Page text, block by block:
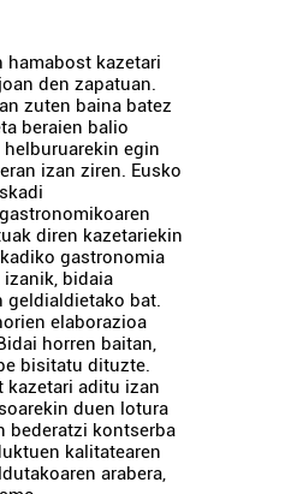
hamabost kazetari
den zapatuan.
zuten baina batez
beraien balio
egin
izan ziren. Eusko
diren kazetariekin
gastronomia
izanik, bidaia
geldialdietako bat.
elaborazioa
horren baitan,
bisitatu dituzte.
kazetari aditu izan
duen lotura
bederatzi kontserba
kalitatearen
arabera,